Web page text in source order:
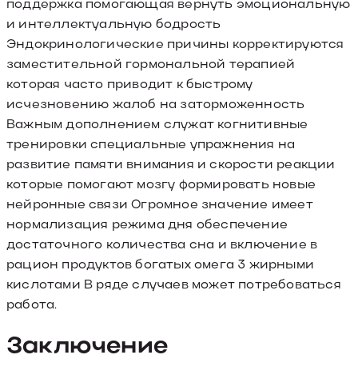
поддержка помогающая вернуть эмоциональную
и интеллектуальную бодрость
Эндокринологические причины корректируются
заместительной гормональной терапией
которая часто приводит к быстрому
исчезновению жалоб на заторможенность
Важным дополнением служат когнитивные
тренировки специальные упражнения на
развитие памяти внимания и скорости реакции
которые помогают мозгу формировать новые
нейронные связи Огромное значение имеет
нормализация режима дня обеспечение
достаточного количества сна и включение в
рацион продуктов богатых омега 3 жирными
кислотами В ряде случаев может потребоваться
работа.
Заключение